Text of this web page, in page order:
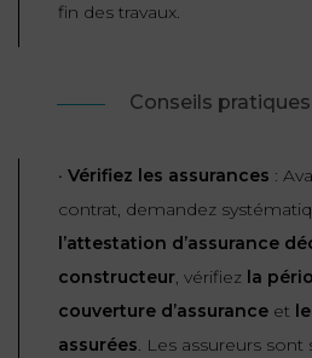
fin des travaux.
Conseils pratiques
• Vérifiez les assurances :
contrat, demandez
l’attestation d’assurance
constructeur, vérifiez la
couverture d’assurance et
assurées. Les assureurs